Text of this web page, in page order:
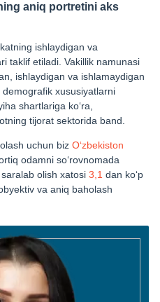
aniq portretini aks
ishlaydigan va
taklif etiladi. Vakillik namunasi
ishlaydigan va ishlamaydigan
demografik xususiyatlarni
shartlariga ko‘ra,
tijorat sektorida band.
uchun biz Oʻzbekiston
odamni soʻrovnomada
olish xatosi 3,1 dan ko‘p
va aniq baholash